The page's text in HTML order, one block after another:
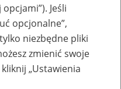
Jeśli
opcjonalne”,
niezbędne pliki
zmienić swoje
„Ustawienia